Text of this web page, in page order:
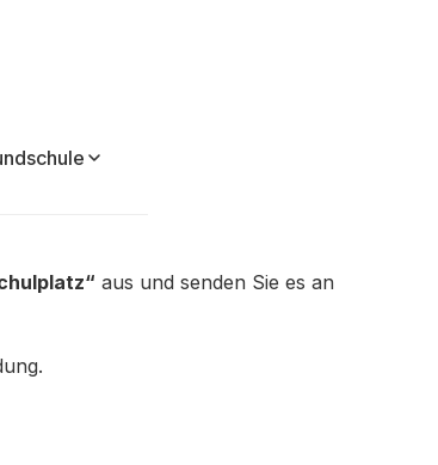
aus und senden Sie es an